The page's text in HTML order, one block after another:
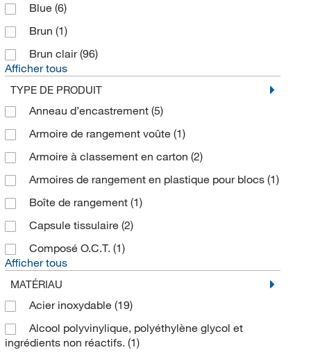
Blue (6)
Brun (1)
Brun clair(96)
Afficher tous
TYPE DE PRODUIT
Anneau d’encastrement (5)
Armoire de rangement voûte (1)
Armoire à classement en carton (2)
Armoires de rangement en plastique pour blocs (1)
Boîte de rangement (1)
Capsule tissulaire (2)
Composé O.C.T. (1)
Afficher tous
MATÉRIAU
Acier inoxydable (19)
Alcool polyvinylique, polyéthylène glycol et
ingrédients non réactifs. (1)